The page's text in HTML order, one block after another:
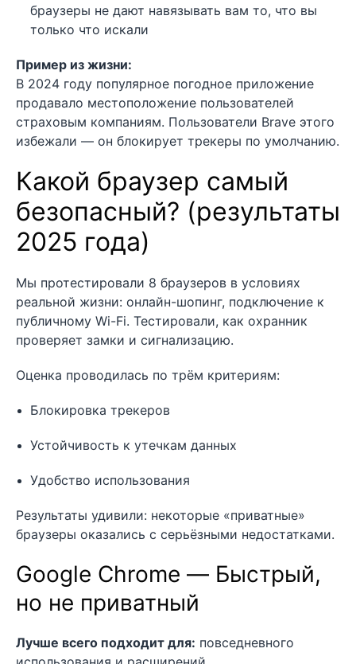
браузеры не дают навязывать вам то, что вы
только что искали
Пример из жизни:
В 2024 году популярное погодное приложение
продавало местоположение пользователей
страховым компаниям. Пользователи Brave этого
избежали — он блокирует трекеры по умолчанию.
Какой браузер самый
безопасный? (результаты
2025 года)
Мы протестировали 8 браузеров в условиях
реальной жизни: онлайн-шопинг, подключение к
публичному Wi-Fi. Тестировали, как охранник
проверяет замки и сигнализацию.
Оценка проводилась по трём критериям:
Блокировка трекеров
Устойчивость к утечкам данных
Удобство использования
Результаты удивили: некоторые «приватные»
браузеры оказались с серьёзными недостатками.
Google Chrome — Быстрый,
но не приватный
Лучше всего подходит для: повседневного